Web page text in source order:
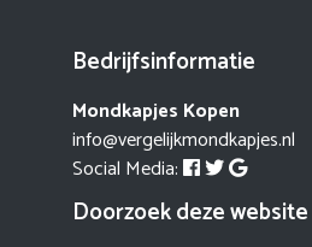
Bedrijfsinformatie
Mondkapjes Kopen
info@vergelijkmondkapjes.nl
Social Media:
Doorzoek deze website